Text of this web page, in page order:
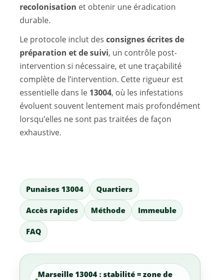
recolonisation et obtenir une éradication
durable.
Le protocole inclut des consignes écrites de
préparation et de suivi, un contrôle post-
intervention si nécessaire, et une traçabilité
complète de l’intervention. Cette rigueur est
essentielle dans le 13004, où les infestations
évoluent souvent lentement mais profondément
lorsqu’elles ne sont pas traitées de façon
exhaustive.
Punaises 13004 Quartiers
Accès rapides Méthode Immeuble
FAQ
Marseille 13004 : stabilité = zone de